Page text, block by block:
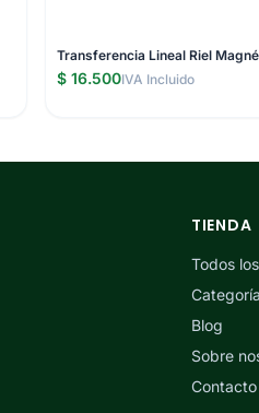
Transferencia Lineal Riel
$ 16.500IVA Incluido
TIENDA
Todos
Blog
Sobre
Contacto